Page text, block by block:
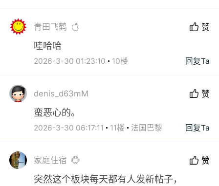
青田飞鹤 赞
哇哈哈
2026-3-30 01:23:10 10楼 回复Ta
denis_d63mM 赞
蛮恶心的。
2026-3-30 06:17:11 11楼 法国巴黎 回复Ta
家庭住宿 赞
突然这个板块每天都有人发新帖子，